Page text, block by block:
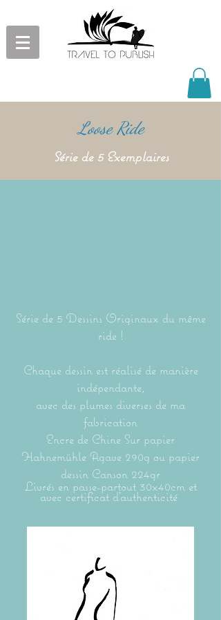
Loose Ride
Série de 5 Exemplaires
Série de 5 Dessins Originaux du même
ride !
Chaque dessin est réalisé de manière
indépendante,
avec des plumes diverses de ma
fabrication
Encre de Chine Sur papier
Hahnemühle Agave 290g ou papier
dessin Canson 224gr
Livrés en passe-partout 30x40cm et
avec certificat d'authenticité